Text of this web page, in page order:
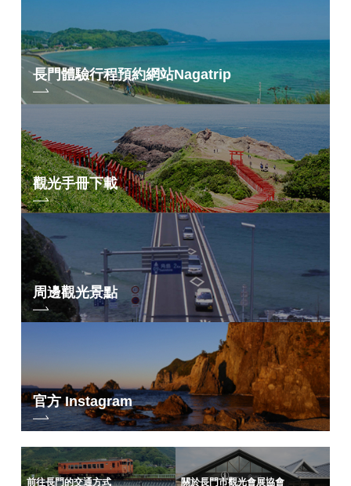
長門體驗行程預約網站Nagatrip
觀光手冊下載
周邊觀光景點
官方 Instagram
前往長門的交通方式 關於長門市觀光會展協會